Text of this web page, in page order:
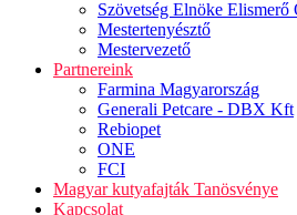
Szövetség Elnöke Elismerő
Mestertenyésztő
Mestervezető
Partnereink
Farmina Magyarország
Generali Petcare - DBX Kft
Rebiopet
ONE
FCI
Magyar kutyafajták Tanösvénye
Kapcsolat